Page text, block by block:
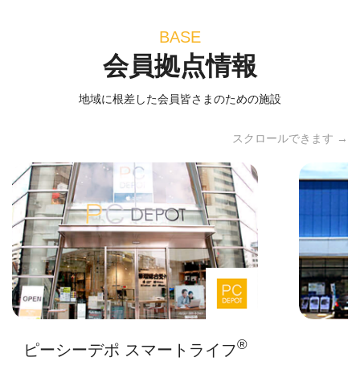
BASE
会員拠点情報
地域に根差した会員皆さまのための施設
スクロールできます →
ピーシーデポ スマートライフ®